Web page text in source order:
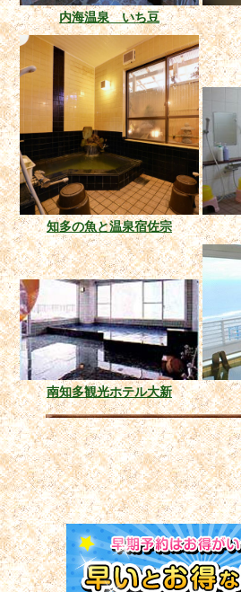
内海温泉 いち豆
知多の魚と温泉宿佐宗
南知多観光ホテル大新